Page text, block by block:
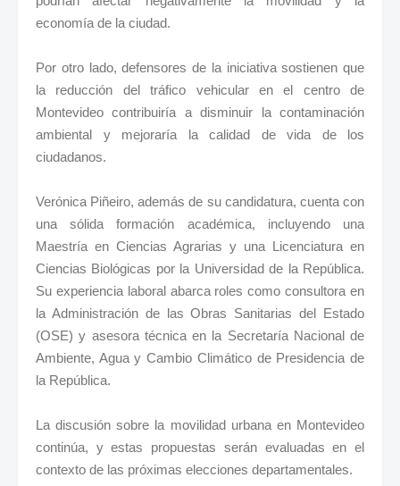
economía de la ciudad.
Por otro lado, defensores de la iniciativa sostienen que
la reducción del tráfico vehicular en el centro de
Montevideo contribuiría a disminuir la contaminación
ambiental y mejoraría la calidad de vida de los
ciudadanos.
Verónica Piñeiro, además de su candidatura, cuenta con
una sólida formación académica, incluyendo una
Maestría en Ciencias Agrarias y una Licenciatura en
Ciencias Biológicas por la Universidad de la República.
Su experiencia laboral abarca roles como consultora en
la Administración de las Obras Sanitarias del Estado
(OSE) y asesora técnica en la Secretaría Nacional de
Ambiente, Agua y Cambio Climático de Presidencia de
la República.
La discusión sobre la movilidad urbana en Montevideo
continúa, y estas propuestas serán evaluadas en el
contexto de las próximas elecciones departamentales.